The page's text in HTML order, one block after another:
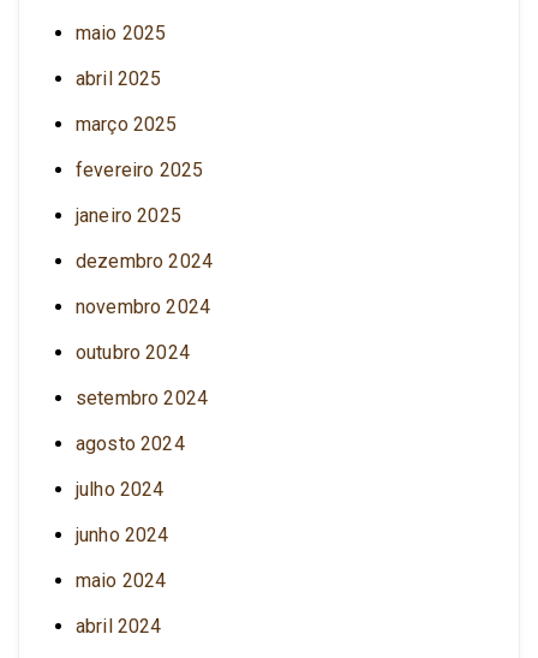
maio 2025
abril 2025
março 2025
fevereiro 2025
janeiro 2025
dezembro 2024
novembro 2024
outubro 2024
setembro 2024
agosto 2024
julho 2024
junho 2024
maio 2024
abril 2024